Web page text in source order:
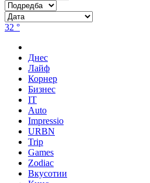
32 °
Днес
Лайф
Корнер
Бизнес
IT
Auto
Impressio
URBN
Trip
Games
Zodiac
Вкусотии